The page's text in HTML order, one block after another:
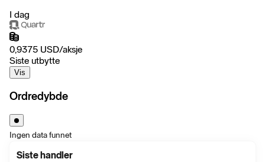
I dag
0,9375 USD/aksje
Siste utbytte
Vis
Ordredybde
Ingen data funnet
Siste handler